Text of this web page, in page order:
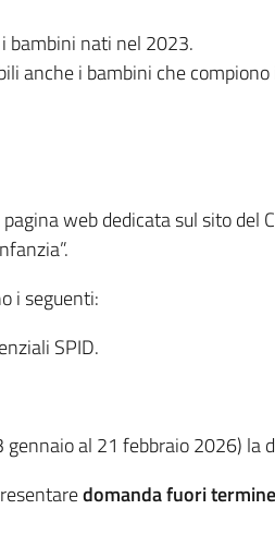
bambini nati nel 2023.
anche i bambini che
web dedicata sul sito del
i seguenti:
SPID.
al 21 febbraio 2026) la
domanda fuori termine